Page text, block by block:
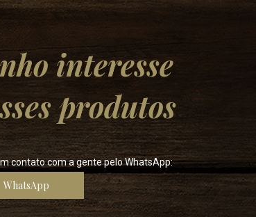
interesse
produtos
contato com a gente pelo WhatsApp:
WhatsApp